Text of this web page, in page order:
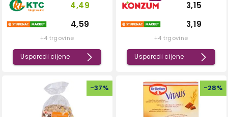
4,49
4,59
+4 trgovine
Usporedi cijene
3,15
3,19
+4 trgovine
Usporedi cijene
-37% -28%